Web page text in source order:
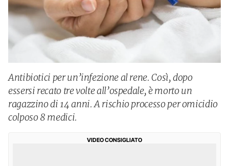
Antibiotici per un’infezione al rene. Così, dopo
essersi recato tre volte all’ospedale, è morto un
ragazzino di 14 anni. A rischio processo per omicidio
colposo 8 medici.
VIDEO CONSIGLIATO